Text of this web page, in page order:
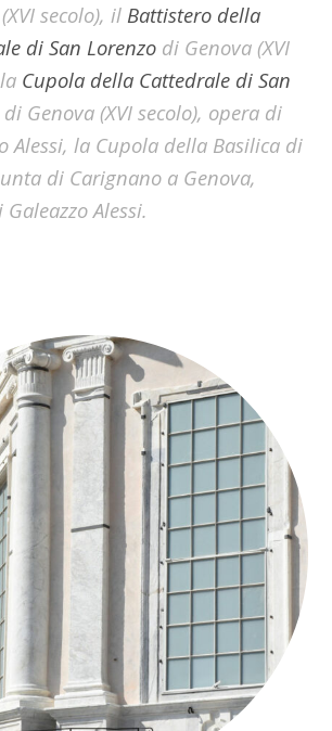
secolo), il Battistero della
di San Lorenzo di Genova (XVI
Cupola della Cattedrale di San
di Genova (XVI secolo), opera di
Alessi, la Cupola della Basilica di
di Carignano a Genova,
Alessi.